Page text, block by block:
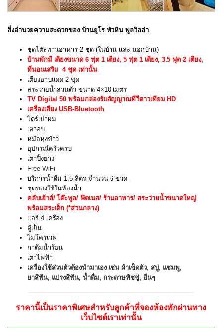
สิ่งอำนวยความสะดวกของ บ้านยูโร หัวหิน พูลวิลล่า
ชุดโต๊ะทานอาหาร 2 ชุด (ในบ้าน และ นอกบ้าน)
บ้านพักมี เตียงขนาด 6 ฟุต 1 เตียง, 5 ฟุต 1 เตียง, 3.5 ฟุต 2 เตียง,
ที่นอนเสริม 4 ชุด เท่านั้น
เตียงอาบแดด 2 ชุด
สระว่ายน้ำส่วนตัว ขนาด 4×10 เมตร
TV Digital 50 พร้อมกล่องรับสัญญาณทีวีดาวเทียม HD
เครื่องเสียง USB-Bluetooth
ไดร์เป่าผม
เตาอบ
หม้อหุงข้าว
อุปกรณ์ครัวครบ
เตาปิ้งย่าง
Free WiFi
บริการน้ำดื่ม 1.5 ลิตร จำนวน 6 ขวด
ชุดของใช้ในห้องน้ำ
คลับเฮ้าส์/ โต๊ะพูล/ ฟิตเนส/ ร้านอาหาร/ สระว่ายน้ำขนาดใหญ่
พร้อมสระเด็ก (*ส่วนกลาง)
แอร์ 4 เครื่อง
ตู้เย็น
ไมโครเวฟ
กาต้มน้ำร้อน
เตาไฟฟ้า
เครื่องใช้ส่วนตัวต้องนำมาเอง เช่น ผ้าเช็ดตัว, สบู่, แชมพู,
ยาสีฟัน, แปรงสีฟัน, น้ำดื่ม, กระดาษทิชชู่, อื่นๆ
ราคานี้เป็นราคาพิเศษสำหรับลูกค้าที่จองห้องพักผ่านทาง
เว็บไซต์เราเท่านั้น